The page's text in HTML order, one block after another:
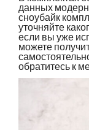
данных
сноубайк
уточняйте
если вы уже
можете
обратитесь к